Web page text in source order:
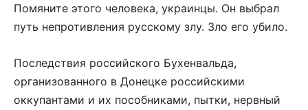
Помяните этого человека, украинцы. Он выбрал
путь непротивления русскому злу. Зло его убило.
Последствия российского Бухенвальда,
организованного в Донецке российскими
оккупантами и их пособниками, пытки, нервный